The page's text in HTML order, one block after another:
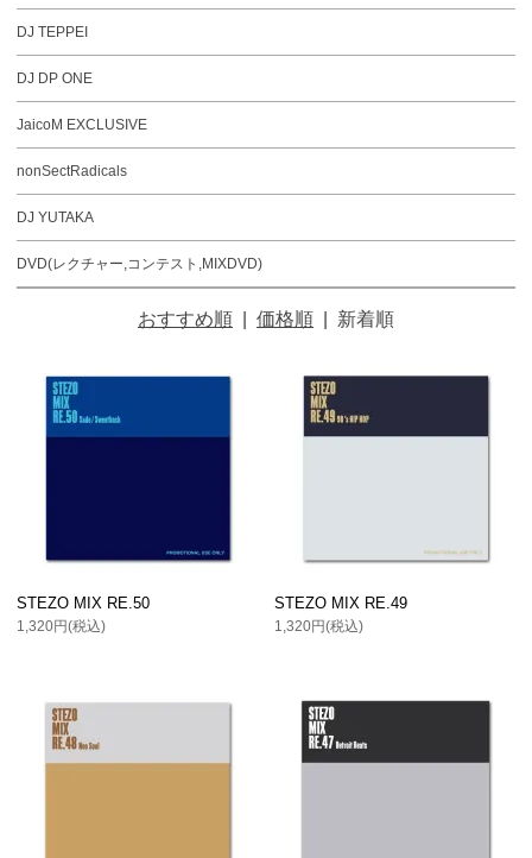
DJ TEPPEI
DJ DP ONE
JaicoM EXCLUSIVE
nonSectRadicals
DJ YUTAKA
DVD(レクチャー,コンテスト,MIXDVD)
おすすめ順 価格順 新着順
STEZO MIX RE.50
1,320円(税込)
STEZO MIX RE.49
1,320円(税込)